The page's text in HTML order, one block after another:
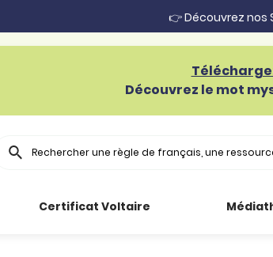
👉 Découvrez nos
Découvrez le mot
Rechercher
Certificat Voltaire